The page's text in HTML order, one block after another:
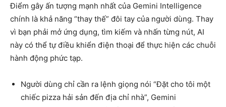
Điểm gây ấn tượng mạnh nhất của Gemini Intelligence
chính là khả năng “thay thế” đôi tay của người dùng. Thay
vì bạn phải mở ứng dụng, tìm kiếm và nhấn từng nút, AI
này có thể tự điều khiển điện thoại để thực hiện các chuỗi
hành động phức tạp.
Người dùng chỉ cần ra lệnh giọng nói “Đặt cho tôi một
chiếc pizza hải sản đến địa chỉ nhà”, Gemini